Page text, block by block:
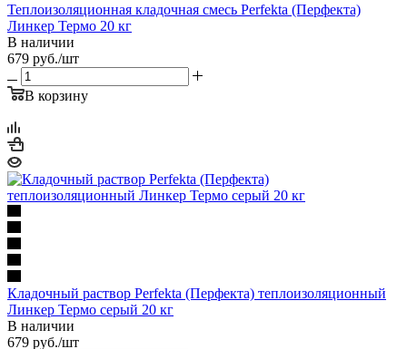
Теплоизоляционная кладочная смесь Perfekta (Перфекта)
Линкер Термо 20 кг
В наличии
679 руб./шт
В корзину
Кладочный раствор Perfekta (Перфекта) теплоизоляционный
Линкер Термо серый 20 кг
В наличии
679 руб./шт